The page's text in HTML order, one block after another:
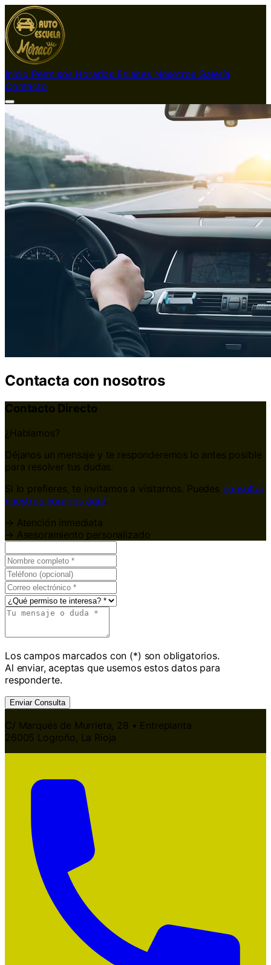
Inicio Permisos Horarios Enlaces Nosotros Galería
Contacto
Contacta con nosotros
Contacto Directo
¿Hablamos?
Déjanos un mensaje y te responderemos lo antes posible
para resolver tus dudas.
Si lo prefieres, te invitamos a visitarnos. Puedes consultar
nuestros horarios aquí.
→ Atención inmediata
→ Asesoramiento personalizado
Los campos marcados con (*) son obligatorios.
Al enviar, aceptas que usemos estos datos para
responderte.
Enviar Consulta
C/ Marqués de Murrieta, 28 • Entreplanta
26005 Logroño, La Rioja